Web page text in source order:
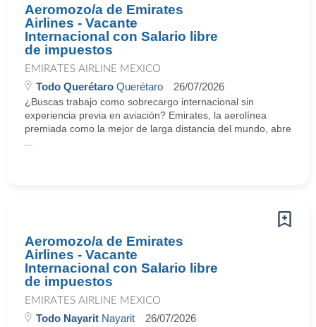
Aeromozo/a de Emirates
Airlines - Vacante
Internacional con Salario libre
de impuestos
EMIRATES AIRLINE MEXICO
Todo Querétaro Querétaro 26/07/2026
¿Buscas trabajo como sobrecargo internacional sin
experiencia previa en aviación? Emirates, la aerolínea
premiada como la mejor de larga distancia del mundo, abre
Aeromozo/a de Emirates
Airlines - Vacante
Internacional con Salario libre
de impuestos
EMIRATES AIRLINE MEXICO
Todo Nayarit Nayarit 26/07/2026